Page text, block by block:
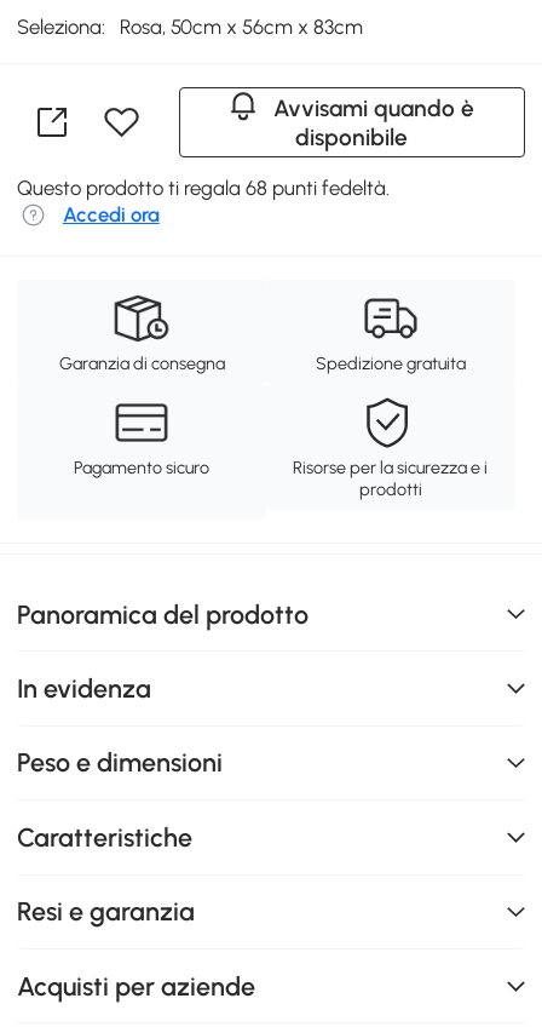
Seleziona: Rosa, 50cm x 56cm x 83cm
Avvisami quando è
disponibile
Questo prodotto ti regala 68 punti fedeltà.
Accedi ora
Garanzia di consegna Spedizione gratuita
Pagamento sicuro
Risorse per la sicurezza e i
prodotti
Panoramica del prodotto
In evidenza
Peso e dimensioni
Caratteristiche
Resi e garanzia
Acquisti per aziende